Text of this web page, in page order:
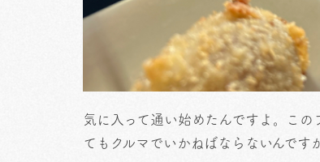
気に入って通い始めたんですよ。こ
てもクルマでいかねばならないんです